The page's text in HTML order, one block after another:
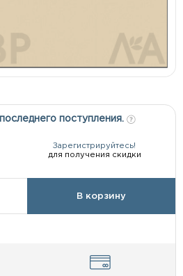
поступления.
Зарегистрируйтесь!
для получения скидки
В корзину